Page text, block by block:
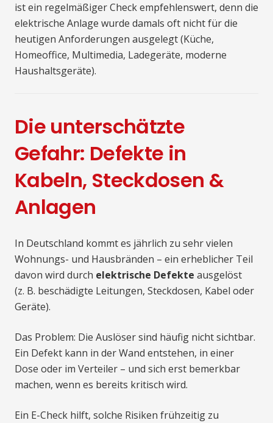
ist ein regelmäßiger Check empfehlenswert, denn die
elektrische Anlage wurde damals oft nicht für die
heutigen Anforderungen ausgelegt (Küche,
Homeoffice, Multimedia, Ladegeräte, moderne
Haushaltsgeräte).
Die unterschätzte
Gefahr: Defekte in
Kabeln, Steckdosen &
Anlagen
In Deutschland kommt es jährlich zu sehr vielen
Wohnungs- und Hausbränden – ein erheblicher Teil
davon wird durch elektrische Defekte ausgelöst
(z. B. beschädigte Leitungen, Steckdosen, Kabel oder
Geräte).
Das Problem: Die Auslöser sind häufig nicht sichtbar.
Ein Defekt kann in der Wand entstehen, in einer
Dose oder im Verteiler – und sich erst bemerkbar
machen, wenn es bereits kritisch wird.
Ein E-Check hilft, solche Risiken frühzeitig zu